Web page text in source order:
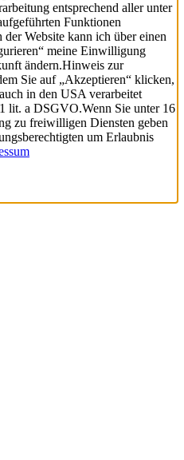
entsprechend aller unter
Funktionen
Website kann ich über einen
meine Einwilligung
ändern.Hinweis zur
Sie auf „Akzeptieren“ klicken,
in den USA verarbeitet
lit. a DSGVO.Wenn Sie unter 16
zu freiwilligen Diensten geben
um Erlaubnis